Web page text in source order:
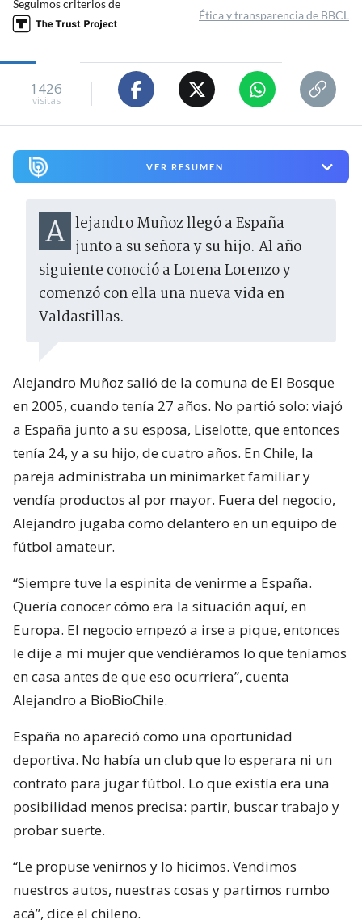
Seguimos criterios de
Ética y transparencia de BBCL
1426
visitas
VER RESUMEN
Alejandro Muñoz llegó a España junto a su señora y su hijo. Al año
siguiente conoció a Lorena Lorenzo y
comenzó con ella una nueva vida en
Valdastillas.
Alejandro Muñoz salió de la comuna de El Bosque
en 2005, cuando tenía 27 años. No partió solo: viajó
a España junto a su esposa, Liselotte, que entonces
tenía 24, y a su hijo, de cuatro años. En Chile, la
pareja administraba un minimarket familiar y
vendía productos al por mayor. Fuera del negocio,
Alejandro jugaba como delantero en un equipo de
fútbol amateur.
“Siempre tuve la espinita de venirme a España.
Quería conocer cómo era la situación aquí, en
Europa. El negocio empezó a irse a pique, entonces
le dije a mi mujer que vendiéramos lo que teníamos
en casa antes de que eso ocurriera”, cuenta
Alejandro a BioBioChile.
España no apareció como una oportunidad
deportiva. No había un club que lo esperara ni un
contrato para jugar fútbol. Lo que existía era una
posibilidad menos precisa: partir, buscar trabajo y
probar suerte.
“Le propuse venirnos y lo hicimos. Vendimos
nuestros autos, nuestras cosas y partimos rumbo
acá”, dice el chileno.